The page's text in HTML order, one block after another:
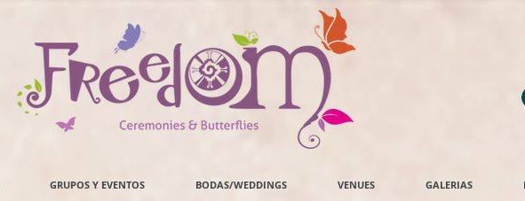
GRUPOS Y EVENTOS BODAS/WEDDINGS VENUES GALERIAS